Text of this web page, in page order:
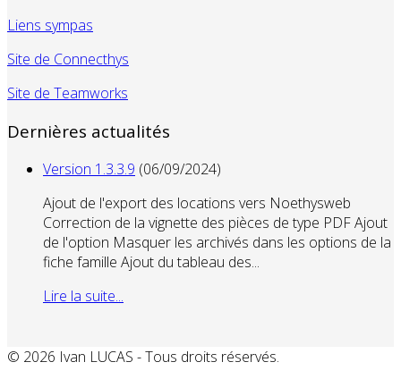
Liens sympas
Site de Connecthys
Site de Teamworks
Dernières actualités
Version 1.3.3.9 (06/09/2024)
Ajout de l'export des locations vers Noethysweb
Correction de la vignette des pièces de type PDF Ajout
de l'option Masquer les archivés dans les options de la
fiche famille Ajout du tableau des...
Lire la suite...
© 2026 Ivan LUCAS - Tous droits réservés.